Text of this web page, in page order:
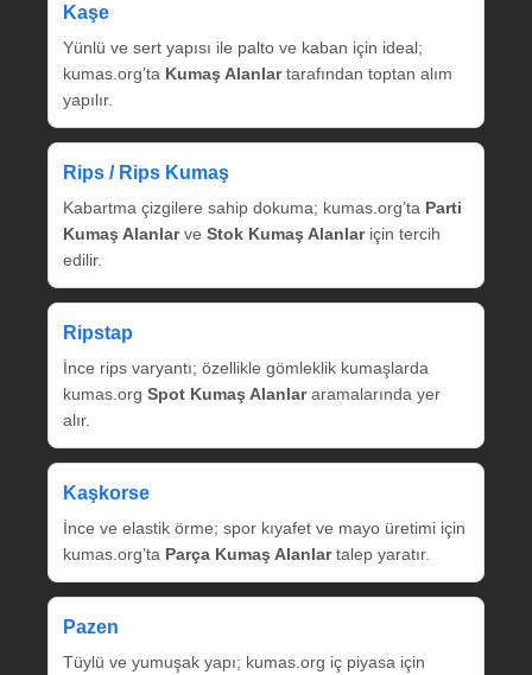
Kaşe
Yünlü ve sert yapısı ile palto ve kaban için ideal;
kumas.org’ta Kumaş Alanlartarafından toptan alım
yapılır.
Rips / Rips Kumaş
Kabartma çizgilere sahip dokuma; kumas.org’ta Parti
Kumaş Alanlarve Stok Kumaş Alanlariçin tercih
edilir.
Ripstap
İnce rips varyantı; özellikle gömleklik kumaşlarda
kumas.org Spot Kumaş Alanlararamalarında yer
alır.
Kaşkorse
İnce ve elastik örme; spor kıyafet ve mayo üretimi için
kumas.org’ta Parça Kumaş Alanlartalep yaratır.
Pazen
Tüylü ve yumuşak yapı; kumas.org iç piyasa için